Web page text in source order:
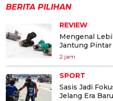
BERITA PILIHAN
REVIEW
Mengenal
Jantung
2 jam
SPORT
Sasis Jadi
Jelang Era